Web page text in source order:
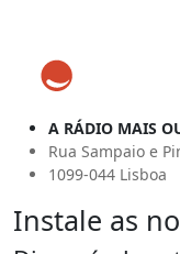
A RÁDIO MAIS
Rua Sampaio e
1099-044 Lisboa
Instale as